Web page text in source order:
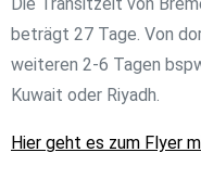
beträgt 27 Tage. Von
weiteren 2-6 Tagen
Kuwait oder Riyadh.
Hier geht es zum Flyer